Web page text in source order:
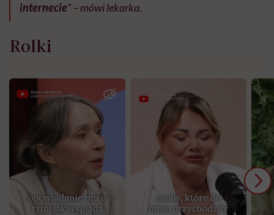
internecie” – mówi lekarka.
Rolki